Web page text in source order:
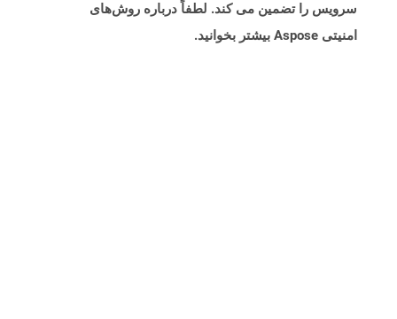
سرویس را تضمین می کند. لطفاً درباره روش‌های
امنیتی Aspose بیشتر بخوانید.